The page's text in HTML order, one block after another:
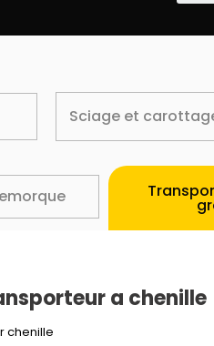
Sciage et
a chenille
chenille